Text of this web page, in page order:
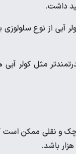
می‌شود. البته اگر کولر آبی
روی گزینه‌های قدرتمند‌تر